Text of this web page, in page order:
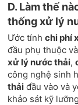
D. Làm thế
thống xử lý
Ước tínhchi phí
đầu phụ thuộc
xử lý nước thải,
công nghệ sinh
thải đầu vào và
khảo sát kỹ